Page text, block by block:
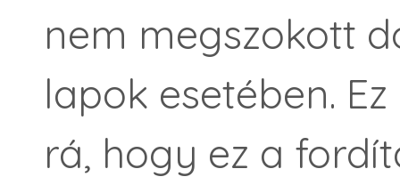
nem megszokott
lapok esetében.
rá, hogy ez a